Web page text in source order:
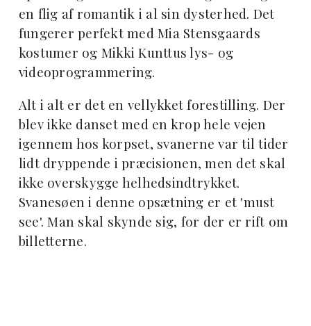
en flig af romantik i al sin dysterhed. Det
fungerer perfekt med Mia Stensgaards
kostumer og Mikki Kunttus lys- og
videoprogrammering.
Alt i alt er det en vellykket forestilling. Der
blev ikke danset med en krop hele vejen
igennem hos korpset, svanerne var til tider
lidt dryppende i præcisionen, men det skal
ikke overskygge helhedsindtrykket.
Svanesøen i denne opsætning er et 'must
see'. Man skal skynde sig, for der er rift om
billetterne.